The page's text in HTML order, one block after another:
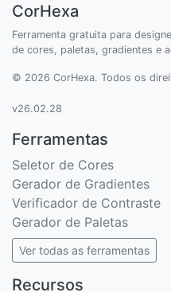
CorHexa
Ferramenta gratuita para
de cores, paletas, gradientes e
© 2026 CorHexa. Todos os
v26.02.28
Ferramentas
Seletor de Cores
Gerador de Gradientes
Verificador de Contraste
Gerador de Paletas
Ver todas as ferramentas
Recursos